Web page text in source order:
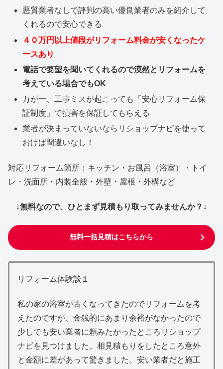
悪質業者なしで評判の高い優良業者のみを紹介して
くれるので安心できる
４０万円以上値段がリフォーム料金が安くなったケ
ースあり
電話で要望を聞いてくれるので漠然とリフォームを
考えている場合でもOK
万が一、工事ミスが起こっても「安心リフォーム保
証制度」で損害を保証してもらえる
業者が決まっていないならリショップナビを使って
おけば間違いなし！
対応リフォーム箇所：キッチン・お風呂（浴室）・トイ
レ・洗面所・内装全般・外壁・屋根・外構など
↓無料なので、ひとまず見積もり取ってみませんか？↓
無料一括見積はこちらから
リフォーム体験談１
私の家の浴室が古くなってきたのでリフォームを考
えたのですが、金銭的にあまり余裕がなかったので
少しでも安い業者に頼みたかったところリショップ
ナビを見つけました。相見積もりをしたところ意外
と金額に差があって驚きました。安い業者だと施工